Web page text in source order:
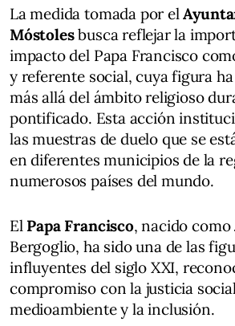
La medida tomada por el
Móstolesbusca reflejar la
impacto del Papa Francisco
y referente social, cuya figura
más allá del ámbito religioso
pontificado. Esta acción
las muestras de duelo que se
en diferentes municipios de la
numerosos países del mundo.
El Papa Francisco, nacido como
Bergoglio, ha sido una de las
influyentes del siglo XXI,
compromiso con la justicia
medioambiente y la inclusión.